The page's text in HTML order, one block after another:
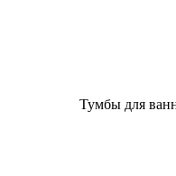
Тумбы для